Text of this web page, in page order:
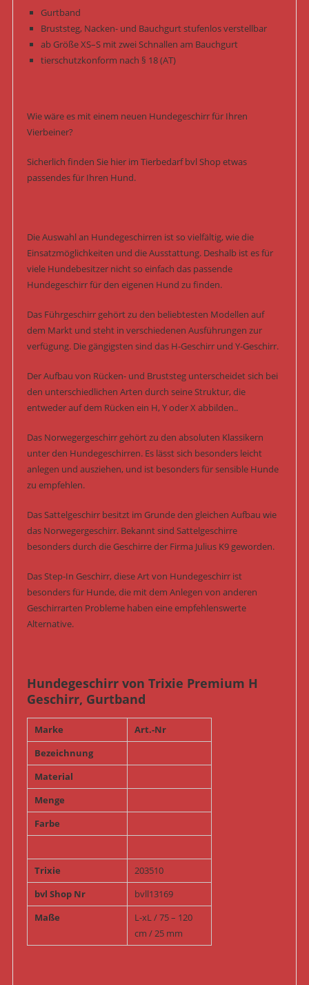
Gurtband
Bruststeg, Nacken- und Bauchgurt stufenlos verstellbar
ab Größe XS–S mit zwei Schnallen am Bauchgurt
tierschutzkonform nach § 18 (AT)
Wie wäre es mit einem neuen Hundegeschirr für Ihren
Vierbeiner?
Sicherlich finden Sie hier im Tierbedarf bvl Shop etwas
passendes für Ihren Hund.
Die Auswahl an Hundegeschirren ist so vielfältig, wie die
Einsatzmöglichkeiten und die Ausstattung. Deshalb ist es für
viele Hundebesitzer nicht so einfach das passende
Hundegeschirr für den eigenen Hund zu finden.
Das Führgeschirr gehört zu den beliebtesten Modellen auf
dem Markt und steht in verschiedenen Ausführungen zur
verfügung. Die gängigsten sind das H-Geschirr und Y-Geschirr.
Der Aufbau von Rücken- und Bruststeg unterscheidet sich bei
den unterschiedlichen Arten durch seine Struktur, die
entweder auf dem Rücken ein H, Y oder X abbilden..
Das Norwegergeschirr gehört zu den absoluten Klassikern
unter den Hundegeschirren. Es lässt sich besonders leicht
anlegen und ausziehen, und ist besonders für sensible Hunde
zu empfehlen.
Das Sattelgeschirr besitzt im Grunde den gleichen Aufbau wie
das Norwegergeschirr. Bekannt sind Sattelgeschirre
besonders durch die Geschirre der Firma Julius K9 geworden.
Das Step-In Geschirr, diese Art von Hundegeschirr ist
besonders für Hunde, die mit dem Anlegen von anderen
Geschirrarten Probleme haben eine empfehlenswerte
Alternative.
Hundegeschirr von Trixie Premium H
Geschirr, Gurtband
Marke
Art.-Nr
Bezeichnung
Material
Menge
Farbe
Trixie
203510
bvl Shop Nr
bvll13169
Maße
L-xL / 75 – 120
cm / 25 mm